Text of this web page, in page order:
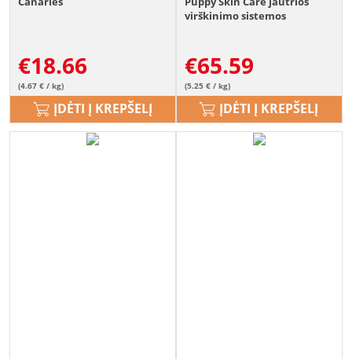
€18.66
(4.67 € / kg)
ĮDĖTI Į KREPŠELĮ
virškinimo sistemos
€65.59
(5.25 € / kg)
ĮDĖTI Į KREPŠELĮ